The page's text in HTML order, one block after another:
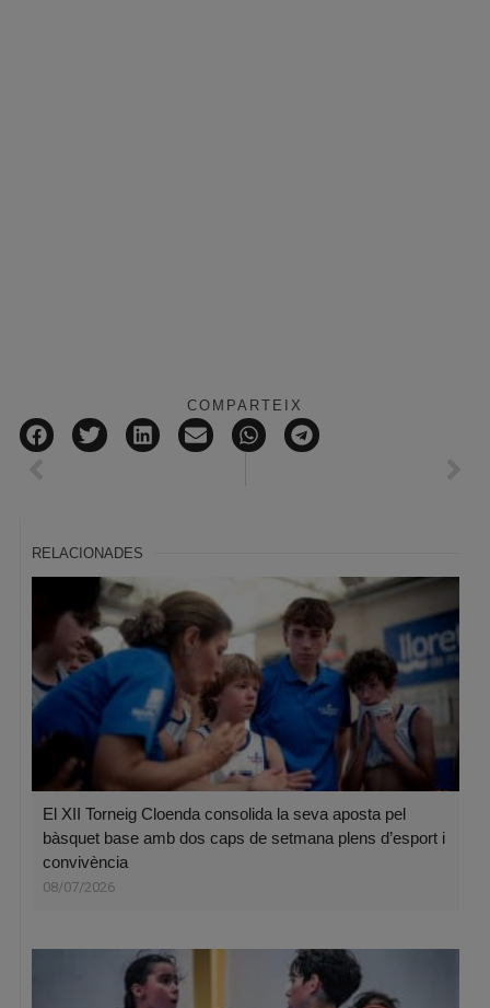
COMPARTEIX
RELACIONADES
El XII Torneig Cloenda consolida la seva aposta pel
bàsquet base amb dos caps de setmana plens d’esport i
convivència
08/07/2026